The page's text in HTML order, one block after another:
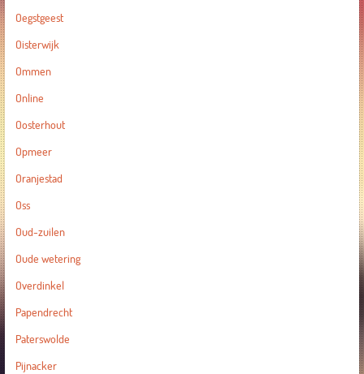
Oegstgeest
Oisterwijk
Ommen
Online
Oosterhout
Opmeer
Oranjestad
Oss
Oud-zuilen
Oude wetering
Overdinkel
Papendrecht
Paterswolde
Pijnacker